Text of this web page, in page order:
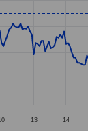
data points.
axis displaying
axis
13 14